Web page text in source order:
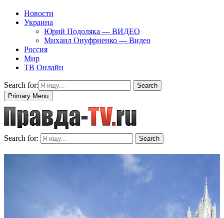
Новости
Украина
Юрий Подоляка — ВИДЕО
Михаил Онуфриенко — Видео
Россия
Мир
ТВ Онлайн
Search for:
Search
Primary Menu
Search for: Search